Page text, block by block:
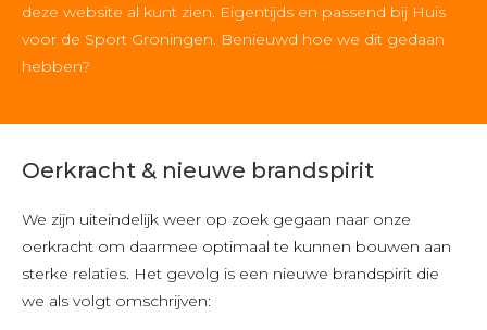
deze website al kunt zien. Eigentijds en passend bij Huis
voor de Sport Groningen. Benieuwd hoe we dit gedaan
hebben?
Oerkracht & nieuwe brandspirit
We zijn uiteindelijk weer op zoek gegaan naar onze
oerkracht om daarmee optimaal te kunnen bouwen aan
sterke relaties. Het gevolg is een nieuwe brandspirit die
we als volgt omschrijven: